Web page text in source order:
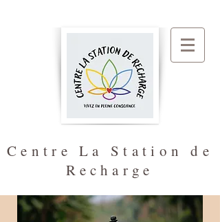
Centre La Station de
Recharge